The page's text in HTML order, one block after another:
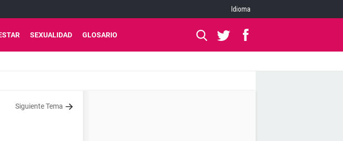
Idioma
SEXUALIDAD GLOSARIO
Siguiente Tema